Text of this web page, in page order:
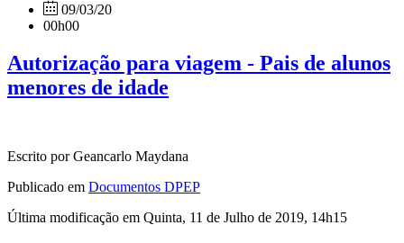
09/03/20
00h00
Autorização para viagem - Pais de alunos
menores de idade
Escrito por Geancarlo Maydana
Publicado em Documentos DPEP
Última modificação em Quinta, 11 de Julho de 2019, 14h15